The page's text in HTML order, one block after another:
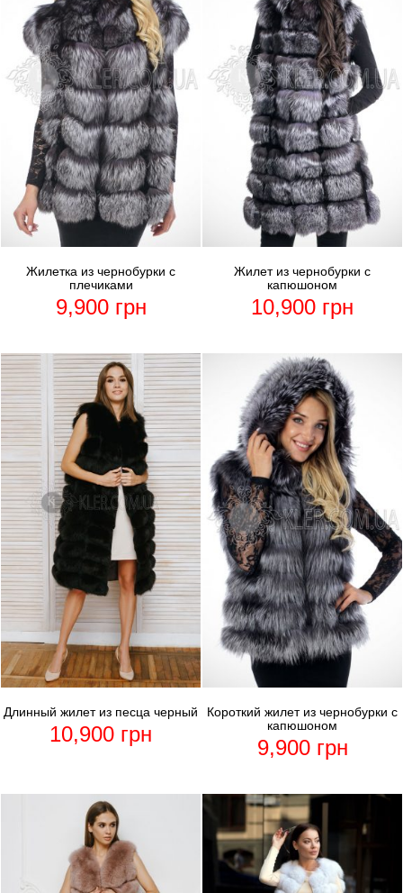
Жилет из чернобурки с
капюшоном
10,900 грн
Жилетка из чернобурки с
плечиками
9,900 грн
Короткий жилет из чернобурки с
капюшоном
9,900 грн
Длинный жилет из песца черный
10,900 грн